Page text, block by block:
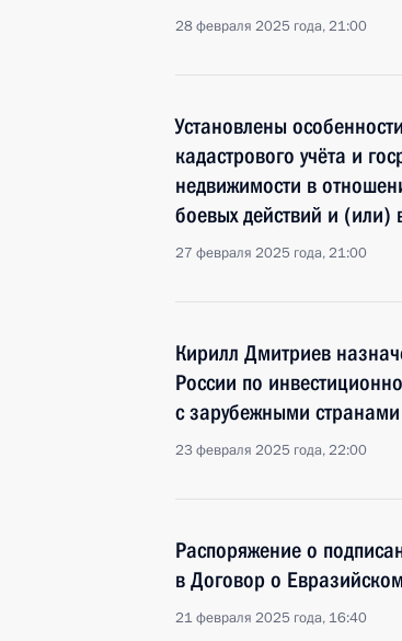
28 февраля 2025 года, 21:00
Установлены
кадастрового учёта и
недвижимости в
боевых действий и (или)
27 февраля 2025 года, 21:00
Кирилл Дмитриев
России по
с зарубежными странами
23 февраля 2025 года, 22:00
Распоряжение о
в Договор о
21 февраля 2025 года, 16:40